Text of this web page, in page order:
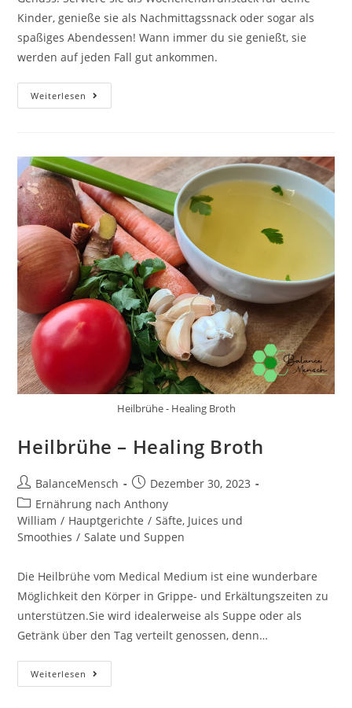
Kinder, genieße sie als Nachmittagssnack oder sogar als
spaßiges Abendessen! Wann immer du sie genießt, sie
werden auf jeden Fall gut ankommen.
Weiterlesen
Heilbrühe - Healing Broth
Heilbrühe – Healing Broth
BalanceMensch
Dezember 30, 2023
Ernährung nach Anthony
William / Hauptgerichte / Säfte, Juices und
Smoothies / Salate und Suppen
Die Heilbrühe vom Medical Medium ist eine wunderbare
Möglichkeit den Körper in Grippe- und Erkältungszeiten zu
unterstützen.Sie wird idealerweise als Suppe oder als
Getränk über den Tag verteilt genossen, denn…
Weiterlesen